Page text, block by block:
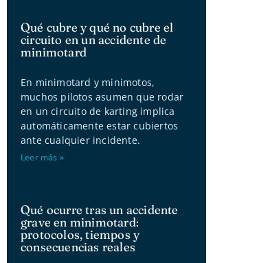
Qué cubre y qué no cubre el
circuito en un accidente de
minimotard
En minimotard y minimotos,
muchos pilotos asumen que rodar
en un circuito de karting implica
automáticamente estar cubiertos
ante cualquier incidente.
Leer más »
Qué ocurre tras un accidente
grave en minimotard:
protocolos, tiempos y
consecuencias reales